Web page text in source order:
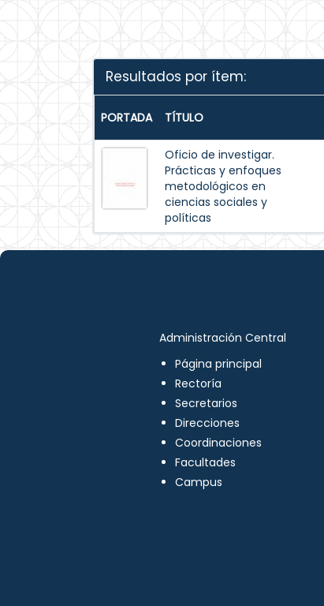
Resultados por ítem:
PORTADA TÍTULO
Oficio de investigar.
Prácticas y enfoques
metodológicos en
ciencias sociales y
políticas
Administración Central
Página principal
Rectoría
Secretarios
Direcciones
Coordinaciones
Facultades
Campus